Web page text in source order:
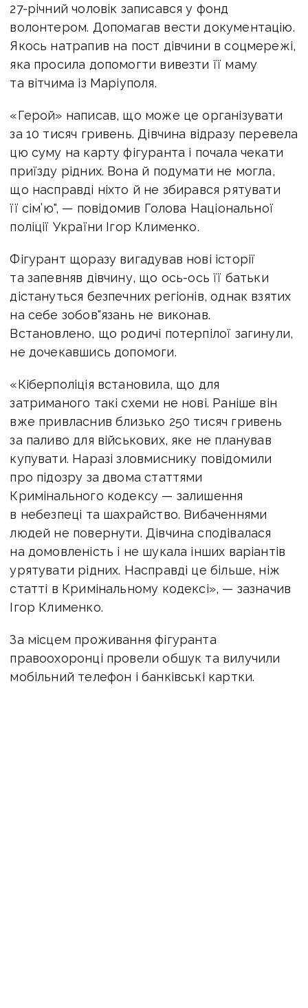
27-річний чоловік записався у фонд
волонтером. Допомагав вести документацію.
Якось натрапив на пост дівчини в соцмережі,
яка просила допомогти вивезти її маму
та вітчима із Маріуполя.
«Герой» написав, що може це організувати
за 10 тисяч гривень. Дівчина відразу перевела
цю суму на карту фігуранта і почала чекати
приїзду рідних. Вона й подумати не могла,
що насправді ніхто й не збирався рятувати
її сім’ю", — повідомив Голова Національної
поліції України Ігор Клименко.
Фігурант щоразу вигадував нові історії
та запевняв дівчину, що ось-ось її батьки
дістануться безпечних регіонів, однак взятих
на себе зобов"язань не виконав.
Встановлено, що родичі потерпілої загинули,
не дочекавшись допомоги.
«Кіберполіція встановила, що для
затриманого такі схеми не нові. Раніше він
вже привласнив близько 250 тисяч гривень
за паливо для військових, яке не планував
купувати. Наразі зловмиснику повідомили
про підозру за двома статтями
Кримінального кодексу — залишення
в небезпеці та шахрайство. Вибаченнями
людей не повернути. Дівчина сподівалася
на домовленість і не шукала інших варіантів
урятувати рідних. Насправді це більше, ніж
статті в Кримінальному кодексі», — зазначив
Ігор Клименко.
За місцем проживання фігуранта
правоохоронці провели обшук та вилучили
мобільний телефон і банківські картки.